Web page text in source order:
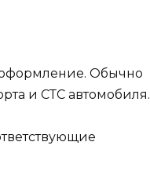
оформление. Обычно
и СТС автомобиля.